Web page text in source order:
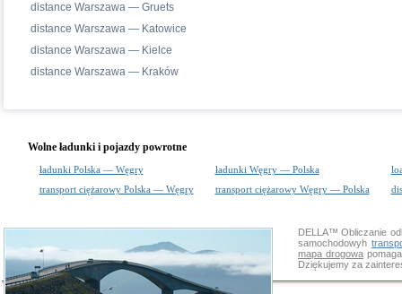
distance Warszawa — Gruets
distance Warszawa — Katowice
distance Warszawa — Kielce
distance Warszawa — Kraków
Wolne ładunki i pojazdy powrotne
ładunki Polska — Węgry ładunki Węgry — Polska
transport ciężarowy Polska — Węgry
transport ciężarowy Węgry — Polska
DELLA™Obliczanie
samochodowyh
mapa drogowa
Dziękujemy za